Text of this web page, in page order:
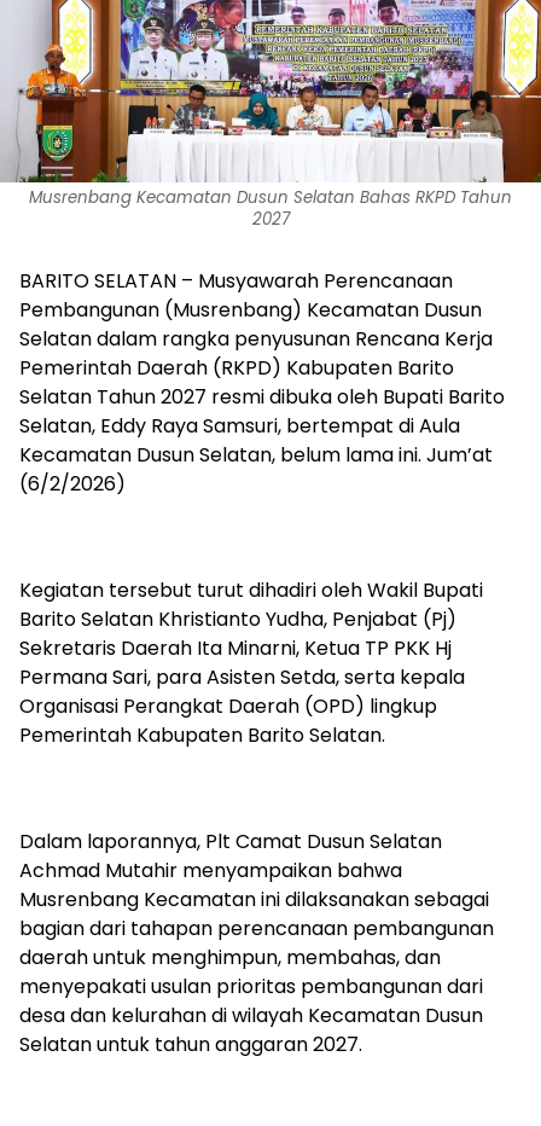
Musrenbang Kecamatan Dusun Selatan Bahas RKPD Tahun
2027
BARITO SELATAN – Musyawarah Perencanaan
Pembangunan (Musrenbang) Kecamatan Dusun
Selatan dalam rangka penyusunan Rencana Kerja
Pemerintah Daerah (RKPD) Kabupaten Barito
Selatan Tahun 2027 resmi dibuka oleh Bupati Barito
Selatan, Eddy Raya Samsuri, bertempat di Aula
Kecamatan Dusun Selatan, belum lama ini. Jum’at
(6/2/2026)
‎Kegiatan tersebut turut dihadiri oleh Wakil Bupati
Barito Selatan Khristianto Yudha, Penjabat (Pj)
Sekretaris Daerah Ita Minarni, Ketua TP PKK Hj
Permana Sari, para Asisten Setda, serta kepala
Organisasi Perangkat Daerah (OPD) lingkup
Pemerintah Kabupaten Barito Selatan.
‎Dalam laporannya, Plt Camat Dusun Selatan
Achmad Mutahir menyampaikan bahwa
Musrenbang Kecamatan ini dilaksanakan sebagai
bagian dari tahapan perencanaan pembangunan
daerah untuk menghimpun, membahas, dan
menyepakati usulan prioritas pembangunan dari
desa dan kelurahan di wilayah Kecamatan Dusun
Selatan untuk tahun anggaran 2027.